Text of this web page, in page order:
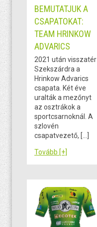
BEMUTATJUK A
CSAPATOKAT:
TEAM HRINKOW
ADVARICS
2021 után visszatér
Szekszárdra a
Hrinkow Advarics
csapata. Két éve
uralták a mezőnyt
az osztrákok a
sportcsarnoknál. A
szlovén
csapatvezető, […]
Tovább [+]